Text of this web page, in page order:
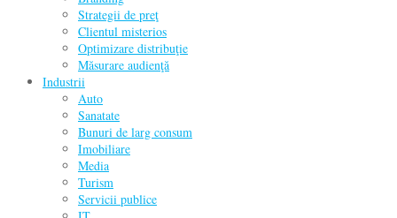
Strategii de preţ
Clientul misterios
Optimizare distribuţie
Măsurare audienţă
Industrii
Auto
Sanatate
Bunuri de larg consum
Imobiliare
Media
Turism
Servicii publice